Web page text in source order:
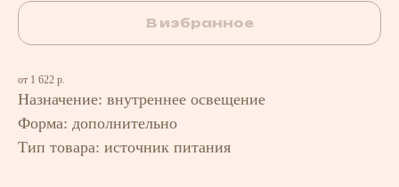
В избранное
от 1 622 р.
Назначение: внутреннее освещение
Форма: дополнительно
Тип товара: источник питания